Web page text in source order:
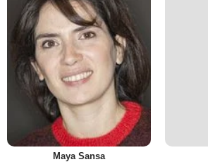
Maya Sansa